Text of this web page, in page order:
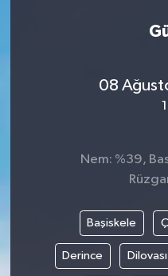
08
Nem: %39,
Başiskele
Derince Dilovası